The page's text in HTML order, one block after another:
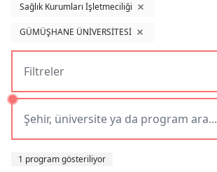
Sağlık Kurumları İşletmeciliği filtreyi kaldır
GÜMÜŞHANE ÜNİVERSİTESİ filtreyi kaldır
Filtreler
1 program gösteriliyor